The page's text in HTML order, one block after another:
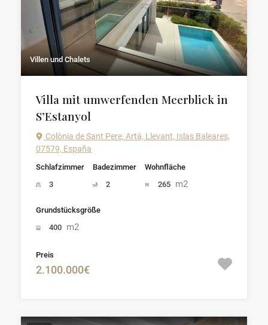
Villen und Chalets
Villa mit umwerfenden Meerblick in
S’Estanyol
Colònia de Sant Pere, Artá, Llevant, Islas Baleares,
07579, España
Schlafzimmer
3
Badezimmer
2
Wohnfläche
265 m2
Grundstücksgröße
400 m2
Preis
2.100.000€